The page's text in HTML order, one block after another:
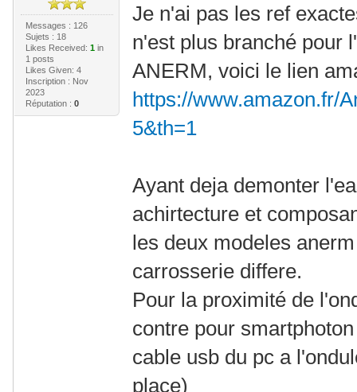
Messages : 126
Sujets : 18
Likes Received: 1in
1 posts
Likes Given: 4
Inscription : Nov
2023
Réputation : 0
Je n'ai pas les ref
n'est plus branché pour
ANERM, voici le lien
https://www.amazon.fr/
5&th=1
Ayant deja demonter
achirtecture et
les deux modeles
carrosserie differe.
Pour la proximité de
contre pour
cable usb du pc a
place)